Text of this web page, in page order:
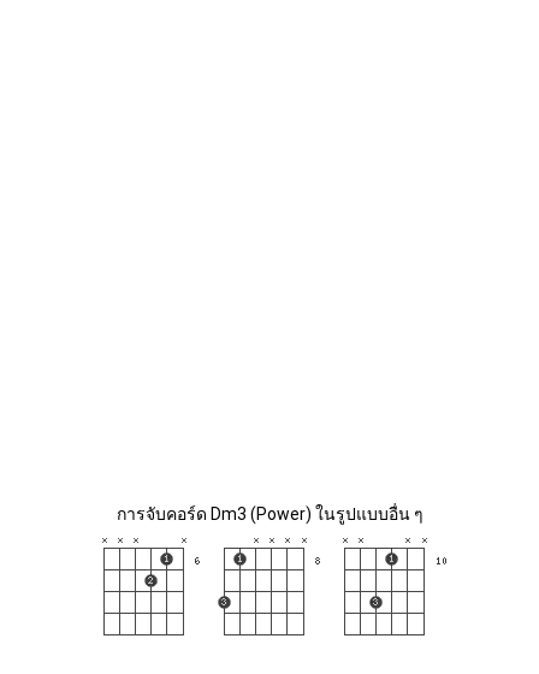
การจับคอร์ด Dm3 (Power) ในรูปแบบอื่น ๆ